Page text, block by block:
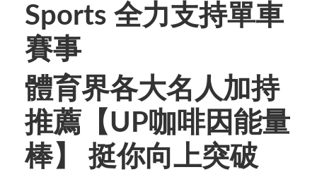
Sports 全力支持單車
賽事
體育界各大名人加持
推薦【UP咖啡因能量
棒】
挺你向上突破